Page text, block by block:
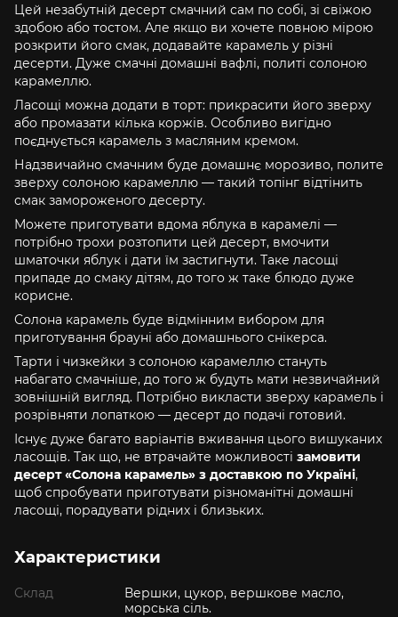
Цей незабутній десерт смачний сам по собі, зі свіжою
здобою або тостом. Але якщо ви хочете повною мірою
розкрити його смак, додавайте карамель у різні
десерти. Дуже смачні домашні вафлі, политі солоною
карамеллю.
Ласощі можна додати в торт: прикрасити його зверху
або промазати кілька коржів. Особливо вигідно
поєднується карамель з масляним кремом.
Надзвичайно смачним буде домашнє морозиво, полите
зверху солоною карамеллю — такий топінг відтінить
смак замороженого десерту.
Можете приготувати вдома яблука в карамелі —
потрібно трохи розтопити цей десерт, вмочити
шматочки яблук і дати їм застигнути. Таке ласощі
припаде до смаку дітям, до того ж таке блюдо дуже
корисне.
Солона карамель буде відмінним вибором для
приготування брауні або домашнього снікерса.
Тарти і чизкейки з солоною карамеллю стануть
набагато смачніше, до того ж будуть мати незвичайний
зовнішній вигляд. Потрібно викласти зверху карамель і
розрівняти лопаткою — десерт до подачі готовий.
Існує дуже багато варіантів вживання цього вишуканих
ласощів. Так що, не втрачайте можливості замовити
десерт «Солона карамель» з доставкою по Україні,
щоб спробувати приготувати різноманітні домашні
ласощі, порадувати рідних і близьких.
Характеристики
Склад
Вершки, цукор, вершкове масло,
морська сіль.